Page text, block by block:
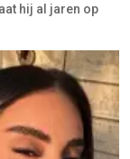
hij al jaren op